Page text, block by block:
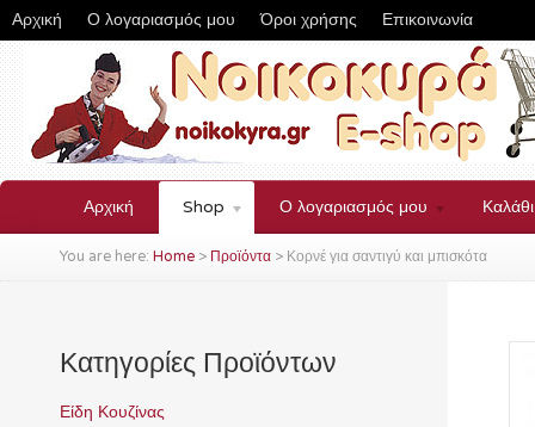
Αρχική Ο λογαριασμός μου Όροι χρήσης Επικοινωνία
Αρχική Shop Ο λογαριασμός μου
You are here: Home > Προϊόντα > Κορνέ για σαντιγύ και μπισκότα
Κατηγορίες Προϊόντων
Είδη Κουζίνας